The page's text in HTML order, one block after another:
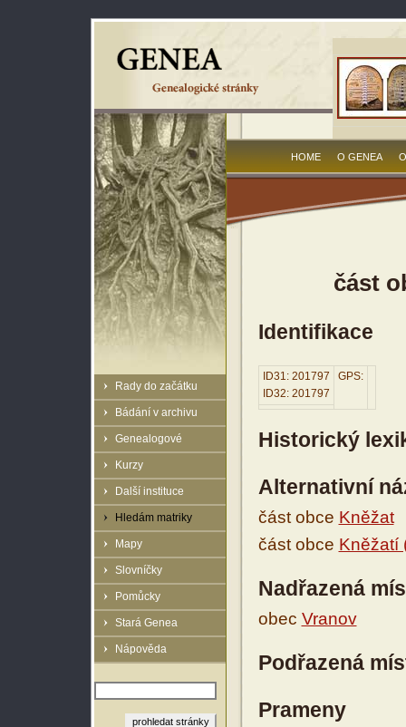
Rady do začátku
Bádání v archivu
Genealogové
Kurzy
Další instituce
Hledám matriky
Mapy
Slovníčky
Pomůcky
Stará Genea
Nápověda
HOME O GENEA
část
Identifikace
ID31: 201797
ID32: 201797
GPS:
Historický
Alternativní
část obce Kněžat
část obce Kněžatí
Nadřazená
obec Vranov
Podřazená
Prameny